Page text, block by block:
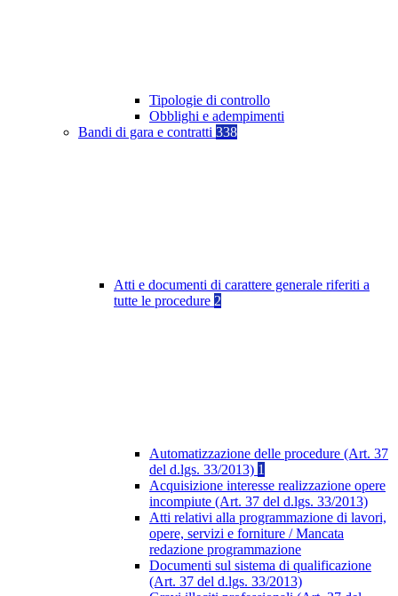
Tipologie di controllo
Obblighi e adempimenti
Bandi di gara e contratti 338
Atti e documenti di carattere generale riferiti a
tutte le procedure 2
Automatizzazione delle procedure (Art. 37
del d.lgs. 33/2013) 1
Acquisizione interesse realizzazione opere
incompiute (Art. 37 del d.lgs. 33/2013)
Atti relativi alla programmazione di lavori,
opere, servizi e forniture / Mancata
redazione programmazione
Documenti sul sistema di qualificazione
(Art. 37 del d.lgs. 33/2013)